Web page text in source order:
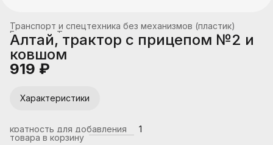
Транспорт и спецтехника без механизмов (пластик)
Транспорт
Главная ›
Алтай, трактор с прицепом №2 и
ковшом
919 ₽
Характеристики
кратность для добавления
товара в корзину
1